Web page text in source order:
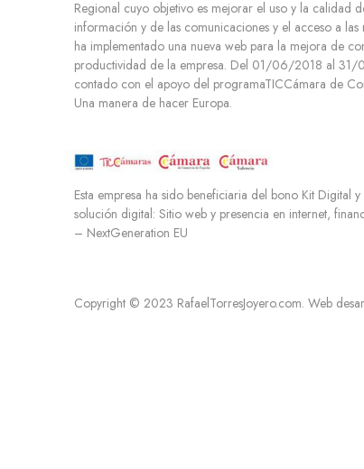
e
n
t
o
Regional cuyo objetivo es mejorar el uso y la calidad
información y de las comunicaciones y el acceso a las
ha implementado una nueva web para la mejora de
productividad de la empresa. Del 01/06/2018 al 31/
contado con el apoyo del programaTICCámara de
Una manera de hacer Europa.
Esta empresa ha sido beneficiaria del bono Kit Digital
solución digital: Sitio web y presencia en internet,
– NextGeneration EU
Copyright © 2023 RafaelTorresJoyero.com. Web